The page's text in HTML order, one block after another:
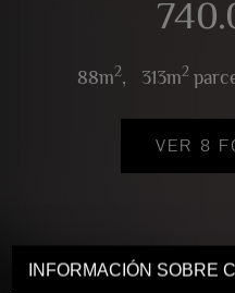
INFORMACIÓN SOBRE
88m2, 313m2
VER 8